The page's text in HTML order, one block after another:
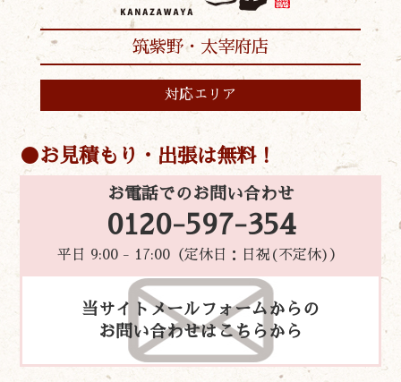
筑紫野・太宰府店
対応エリア
お見積もり・出張は無料！
お電話でのお問い合わせ
0120-597-354
平日 9:00 - 17:00（定休日：日祝(不定休)）
当サイトメールフォームからの
お問い合わせはこちらから